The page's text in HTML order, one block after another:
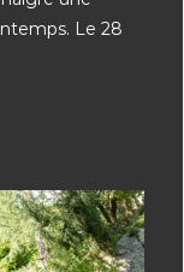
Le 28